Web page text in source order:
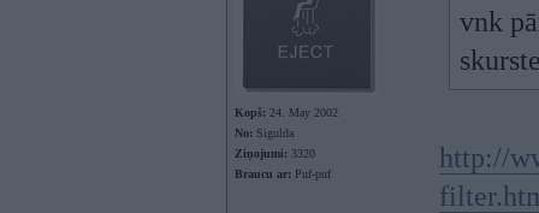
Kopš: 24. May 2002
No: Sigulda
Ziņojumi: 3320
Braucu ar: Puf-puf
vnk
http://